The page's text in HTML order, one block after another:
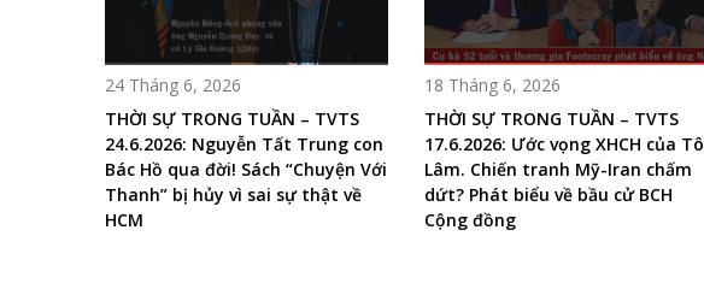
24 Tháng 6, 2026
THỜI SỰ TRONG TUẦN – TVTS
24.6.2026: Nguyễn Tất Trung con
Bác Hồ qua đời! Sách “Chuyện Với
Thanh” bị hủy vì sai sự thật về
HCM
18 Tháng 6, 2026
THỜI SỰ TRONG TUẦN – TVTS
17.6.2026: Ước vọng XHCH của Tô
Lâm. Chiến tranh Mỹ-Iran chấm
dứt? Phát biểu về bầu cử BCH
Cộng đồng